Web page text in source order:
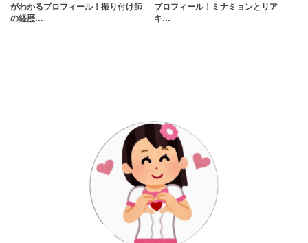
がわかるプロフィール！振り付け師
の経歴…
プロフィール！ミナミョンとリア
キ…